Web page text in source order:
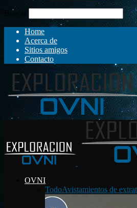
Buscar
Home
Acerca de
Sitios amigos
Contacto
OVNI
TodoAvistamientos de